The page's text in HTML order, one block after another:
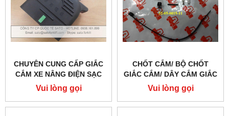
CHUYÊN CUNG CẤP GIẮC
CẮM XE NÂNG ĐIỆN SẠC
BÌNH ẮC QUY
Vui lòng gọi
CHỐT CẮM/ BỘ CHỐT
GIẮC CẮM/ DÂY CẮM GIẮC
ANDERSON
Vui lòng gọi